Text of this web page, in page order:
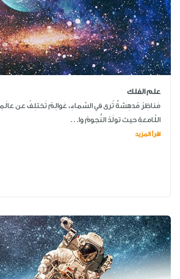
علم الفلك
مَناظِرُ مُدهِشةٌ تُرى في السَّماءِ، عَوالِمُ تَختلِفُ عن
اللّامعةِ حيث تولَدُ النُّجومُ وا...
اقرأ المزيد